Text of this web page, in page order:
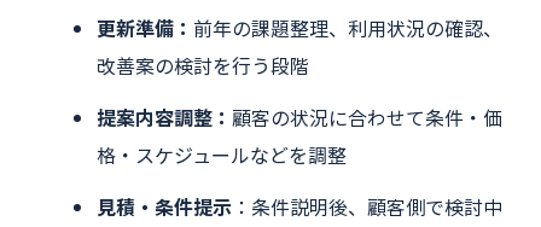
更新準備： 前年の課題整理、利用状況の確認、
改善案の検討を行う段階
提案内容調整： 顧客の状況に合わせて条件・価
格・スケジュールなどを調整
見積・条件提示 ：条件説明後、顧客側で検討中